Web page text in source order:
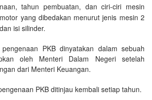
tahun pembuatan, dan ciri-ciri mesin
yang dibedakan menurut jenis mesin 2
isi silinder.
PKB dinyatakan dalam sebuah
oleh Menteri Dalam Negeri setelah
dari Menteri Keuangan.
PKB ditinjau kembali setiap tahun.